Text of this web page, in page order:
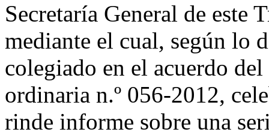
Secretaría General de
mediante el cual, según lo
colegiado en el acuerdo
ordinaria n.º 056-2012,
rinde informe sobre una